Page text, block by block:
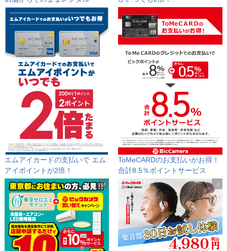
エムアイカードの支払いで エム
アイポイントが2倍！
ToMeCARDのお支払いがお得！
合計8.5％ポイントサービス